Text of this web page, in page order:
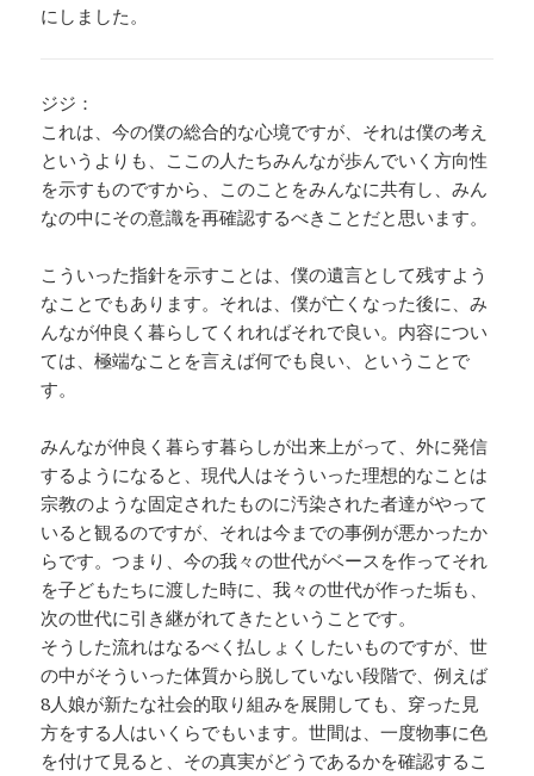
にしました。
ジジ：
これは、今の僕の総合的な心境ですが、それは僕の考え
というよりも、ここの人たちみんなが歩んでいく方向性
を示すものですから、このことをみんなに共有し、みん
なの中にその意識を再確認するべきことだと思います。
こういった指針を示すことは、僕の遺言として残すよう
なことでもあります。それは、僕が亡くなった後に、み
んなが仲良く暮らしてくれればそれで良い。内容につい
ては、極端なことを言えば何でも良い、ということで
す。
みんなが仲良く暮らす暮らしが出来上がって、外に発信
するようになると、現代人はそういった理想的なことは
宗教のような固定されたものに汚染された者達がやって
いると観るのですが、それは今までの事例が悪かったか
らです。つまり、今の我々の世代がベースを作ってそれ
を子どもたちに渡した時に、我々の世代が作った垢も、
次の世代に引き継がれてきたということです。
そうした流れはなるべく払しょくしたいものですが、世
の中がそういった体質から脱していない段階で、例えば
8人娘が新たな社会的取り組みを展開しても、穿った見
方をする人はいくらでもいます。世間は、一度物事に色
を付けて見ると、その真実がどうであるかを確認するこ